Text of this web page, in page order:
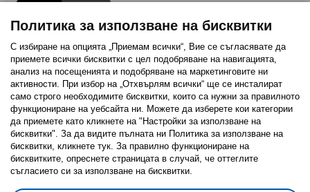
Последвайте ни:
FacebookTwitterYoutubePinterestInstagram
Политика за използване на бисквитки (Cookies)
Избор на настройки за използване на бисквитки
Политика за използване на бисквитки
С избиране на опцията „Приемам всички“, Вие се съгласявате да
приемете всички бисквитки с цел подобряване на навигацията,
анализ на посещенията и подобряване на маркетинговите ни
активности. При избор на „Отхвърлям всички“ ще се инсталират
само строго необходимитe бисквитки, които са нужни за правилното
функциониране на уебсайта ни. Можете да изберете кои категории
да приемете като кликнете на "Настройки за използване на
бисквитки". За да видите пълната ни Политика за използване на
бисквитки, кликнете тук. За правилно функциониране на
бисквитките, опреснете страницата в случай, че оттеглите
съгласието си за използване на бисквитки.